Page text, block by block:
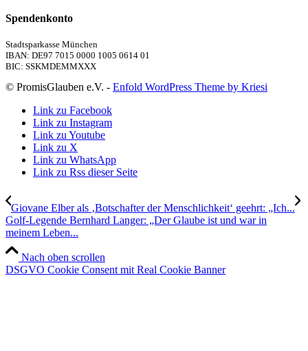
Spendenkonto
Stadtsparkasse München
IBAN: DE97 7015 0000 1005 0614 01
BIC: SSKMDEMMXXX
© PromisGlauben e.V. - Enfold WordPress Theme by Kriesi
Link zu Facebook
Link zu Instagram
Link zu Youtube
Link zu X
Link zu WhatsApp
Link zu Rss dieser Seite
Giovane Elber als ‚Botschafter der Menschlichkeit‘ geehrt: „Ich...
Golf-Legende Bernhard Langer: „Der Glaube ist und war in
meinem Leben...
Nach oben scrollen
DSGVO Cookie Consent mit Real Cookie Banner